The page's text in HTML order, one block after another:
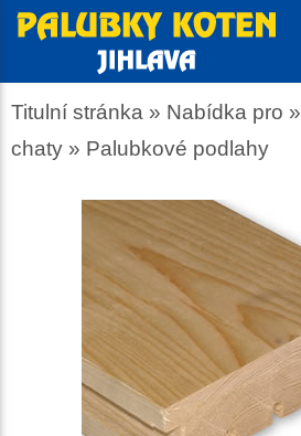
Titulní stránka » Nabídka pro »
chaty » Palubkové podlahy